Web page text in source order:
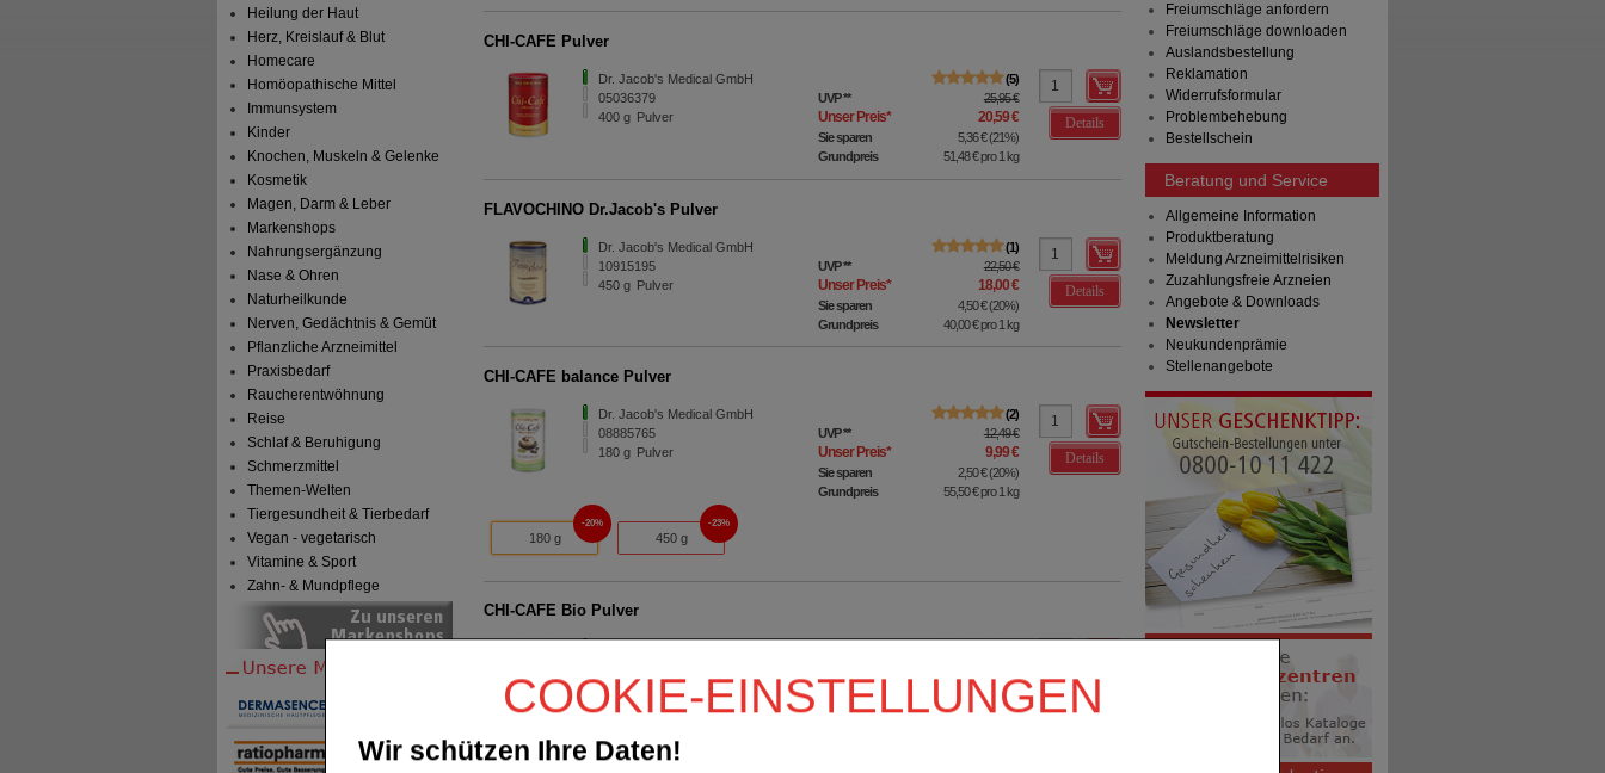
COOKIE-EINSTELLUNGEN
Wir schützen Ihre Daten!
Heilung der Haut
Herz, Kreislauf & Blut
Homecare
Homöopathische Mittel
Immunsystem
Kinder
Knochen, Muskeln & Gelenke
Kosmetik
Magen, Darm & Leber
Markenshops
Nahrungsergänzung
Nase & Ohren
Naturheilkunde
Nerven, Gedächtnis & Gemüt
Pflanzliche Arzneimittel
Praxisbedarf
Raucherentwöhnung
Reise
Schlaf & Beruhigung
Schmerzmittel
Themen-Welten
Tiergesundheit & Tierbedarf
Vegan - vegetarisch
Vitamine & Sport
Zahn- & Mundpflege
CHI-CAFE Pulver
Dr. Jacob's Medical GmbH
05036379
400g Pulver
5
UVP** 25,95 €
Unser Preis* 20,59 €
Sie sparen 5,36 €(21%)
Grundpreis
51,48 €pro 1 kg
Details
FLAVOCHINO Dr.Jacob's Pulver
Dr. Jacob's Medical GmbH
10915195
450g Pulver
1
UVP** 22,50 €
Unser Preis* 18,00 €
Sie sparen 4,50 €(20%)
Grundpreis
40,00 €pro 1 kg
Details
CHI-CAFE balance Pulver
Dr. Jacob's Medical GmbH
08885765
180g Pulver
2
UVP** 12,49 €
Unser Preis* 9,99 €
Sie sparen 2,50 €(20%)
Grundpreis
55,50 €pro 1 kg
Details
180 g
20%
450 g
23%
CHI-CAFE Bio Pulver
400 g Pulver Unser Preis 23,96 €
Sie sparen 5,99 €(20%)
Details
Freiumschläge anfordern
Freiumschläge downloaden
Auslandsbestellung
Reklamation
Widerrufsformular
Problembehebung
Bestellschein
Beratung und Service
Allgemeine Information
Produktberatung
Meldung Arzneimittelrisiken
Zuzahlungsfreie Arzneien
Angebote & Downloads
Newsletter
Neukundenprämie
Stellenangebote